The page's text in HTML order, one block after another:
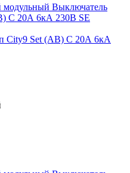
City9 Set (АВ) C 20А 6кА